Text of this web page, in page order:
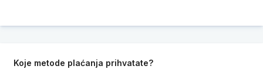
Koje metode plaćanja prihvatate?